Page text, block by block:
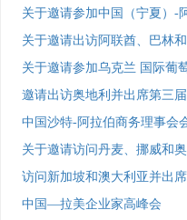
关于邀请参加中国（宁夏）-
关于邀请出访阿联酋、巴林
关于邀请参加乌克兰 国际葡
邀请出访奥地利并出席第三
中国沙特-阿拉伯商务理事会
关于邀请访问丹麦、挪威和
访问新加坡和澳大利亚并出
中国—拉美企业家高峰会